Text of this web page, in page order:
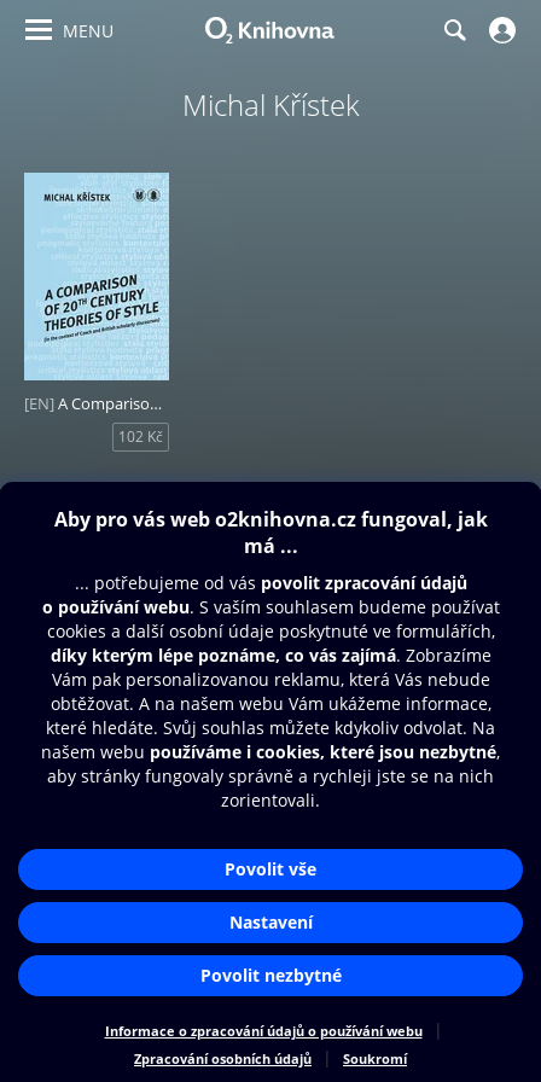
MENU
Michal Křístek
[EN]A Comparison of 20th Century Theories of Style (in the Context of Czech and British Scholarly Discourses)
102 Kč
Obsah ke stažení
Další zábava
© O2 Czech Republic a.s.
Nákupní řád
Přístupnost
Cookies
Nastavení cookies
Aplikace O2 Knihovna
Čti a poslouchej své e-knihy a
audioknihy rychleji a pohodlněji.